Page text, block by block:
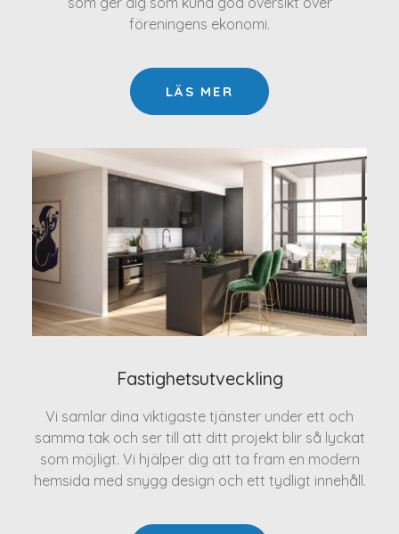
föreningens ekonomi.
LÄS MER
Fastighetsutveckling
Vi samlar dina viktigaste tjänster under ett och
samma tak och ser till att ditt projekt blir så lyckat
som möjligt. Vi hjälper dig att ta fram en modern
hemsida med snygg design och ett tydligt innehåll.